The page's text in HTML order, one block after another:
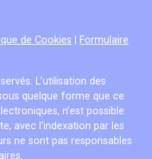
de Cookies
Formulaire
L’utilisation des
quelque forme que ce
n'est possible
avec l'indexation par les
ne sont pas responsables